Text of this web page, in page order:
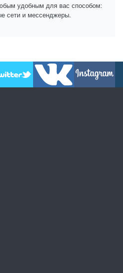
удобным для вас способом:
сети и мессенджеры.